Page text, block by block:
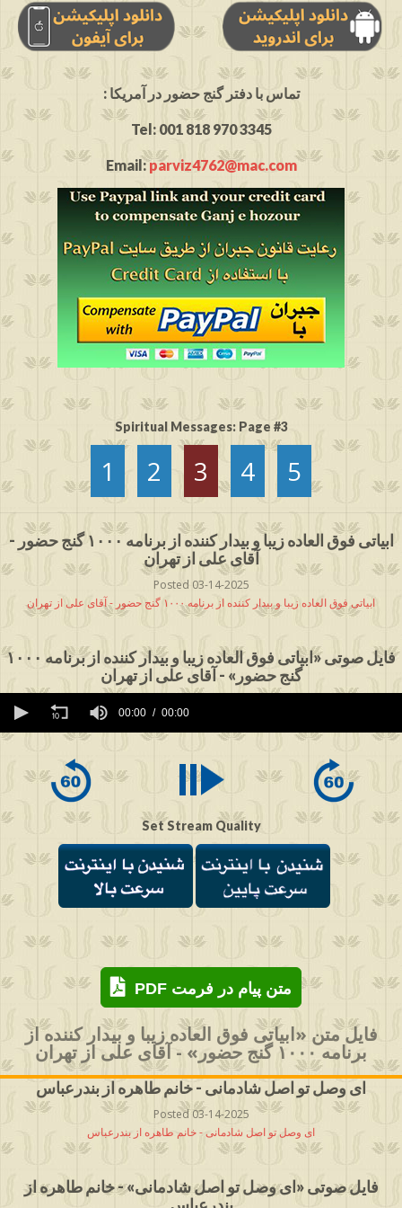
: تماس با دفتر گنج حضور در آمریکا
Tel: 001 818 970 3345
Email:parviz4762@mac.com
Spiritual Messages: Page #3
1 2 3 4 5
ابیاتی فوق العاده زیبا و بیدار کننده از برنامه ۱۰۰۰ گنج حضور -
آقای علی از تهران
Posted 03-14-2025
ابیاتی فوق العاده زیبا و بیدار کننده از برنامه ۱۰۰۰ گنج حضور - آقای علی از تهران
فایل صوتی «ابیاتی فوق العاده زیبا و بیدار کننده از برنامه ۱۰۰۰
گنج حضور» - آقای علی از تهران
seconds
0
00:00 00:00
Set Stream Quality
PDF متن پیام در فرمت
فایل متن «ابیاتی فوق العاده زیبا و بیدار کننده از
برنامه ۱۰۰۰ گنج حضور» - آقای علی از تهران
ای وصل تو اصل شادمانی - خانم طاهره از بندرعباس
Posted 03-14-2025
ای وصل تو اصل شادمانی - خانم طاهره از بندرعباس
فایل صوتی «ای وصل تو اصل شادمانی» - خانم طاهره از